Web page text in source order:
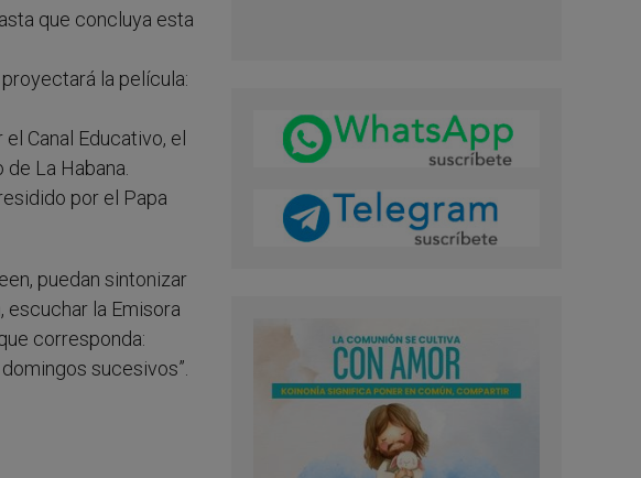
que concluya esta
la película:
Canal Educativo, el
La Habana.
por el Papa
puedan sintonizar
escuchar la Emisora
corresponda:
sucesivos”.